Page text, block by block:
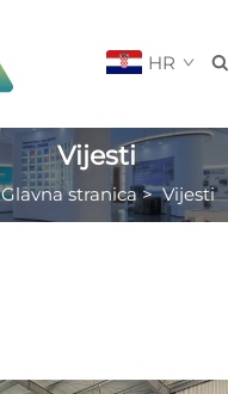
HR 
Vijesti
Glavna stranica>Vijesti